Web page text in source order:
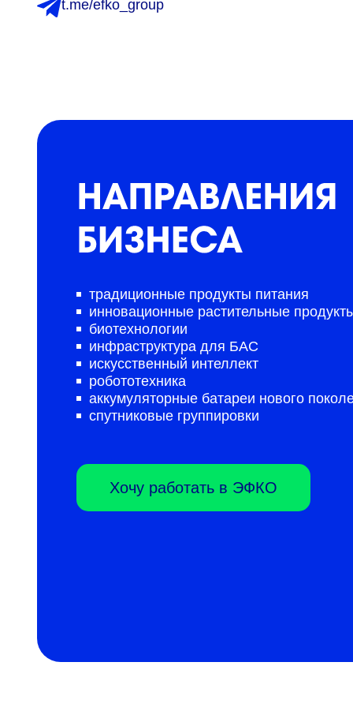
t.me/efko_group
традиционные продукты питания
инновационные растительные
биотехнологии
инфраструктура для БАС
искусственный интеллект
робототехника
аккумуляторные батареи нового
спутниковые группировки
Хочу работать в ЭФКО